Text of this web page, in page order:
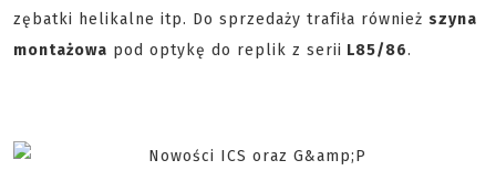
zębatki helikalne itp. Do sprzedaży trafiła również szyna
montażowa pod optykę do replik z serii L85/86.